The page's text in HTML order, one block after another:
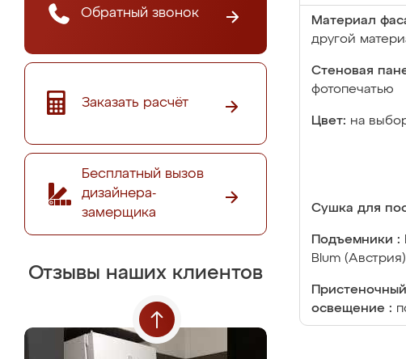
Обратный звонок
Заказать расчёт
Бесплатный вызов
дизайнера-
замерщика
Отзывы наших клиентов
Материал
другой
Стеновая
фотопечатью
Цвет: на
Сушка для
Подъемники :
Blum
освещение :